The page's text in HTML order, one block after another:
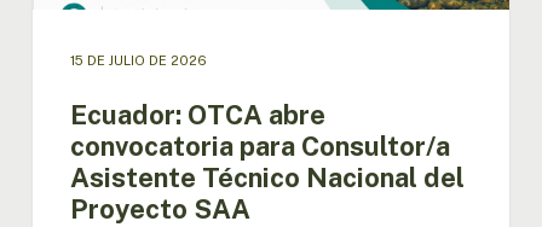
15 DE JULIO DE 2026
Ecuador: OTCA abre
convocatoria para Consultor/a
Asistente Técnico Nacional del
Proyecto SAA